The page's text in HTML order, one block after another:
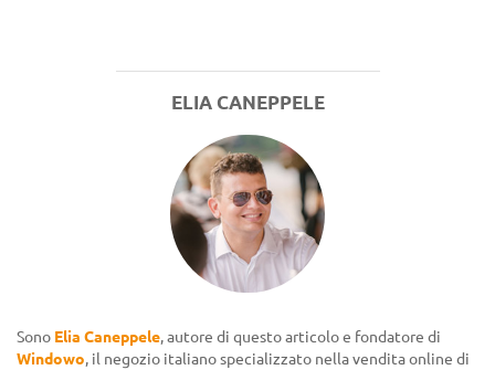
ELIA CANEPPELE
Sono Elia Caneppele, autore di questo articolo e fondatore di
Windowo, il negozio italiano specializzato nella vendita online di